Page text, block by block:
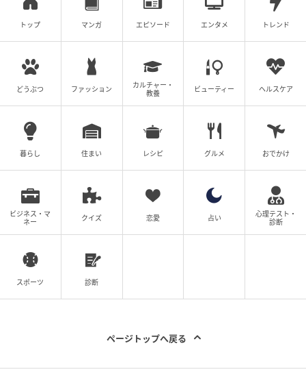
トップ マンガ エピソード エンタメ トレンド
どうぶつ ファッション
カルチャー・
教養
ビューティー ヘルスケア
暮らし 住まい レシピ グルメ おでかけ
ビジネス・マ
ネー
クイズ 恋愛 占い
心理テスト・
診断
スポーツ 診断
ページトップへ戻る